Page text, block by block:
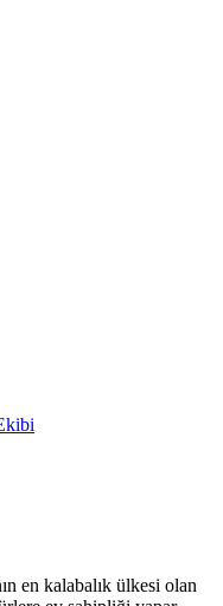
en kalabalık ülkesi olan